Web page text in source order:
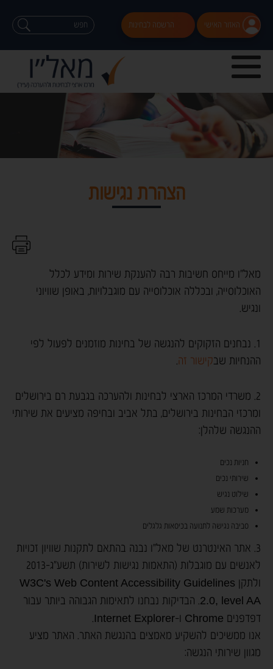
האזור האישי הרשמה לבחינות
הצהרת נגישות
מאל"ו מייחס חשיבות רבה להענקת שירות ומידע לכלל
האוכלוסייה, ובכללה אוכלוסייה עם מוגבלויות, באופן שוויוני
ונגיש.
1. נבחנים הזקוקים להנגשה של בחינות מוזמנים לפעול לפי
ההנחיות שבקישור זה.
2. משרדי המרכז הארצי לבחינות ולהערכה בגבעת רם בירושלים
ומרכזי הבחינות בירושלים, בתל אביב ובחיפה מציעים את שירותי
ההנגשה שלהלן:
חניות נכים
שירותי נכים
שילוט נגיש
מערכות שמע
סביבה נגישה לתנועה בכיסאות גלגלים
3. אתר האינטרנט של מאל"ו נבנה בהתאם לתקנות שוויון זכויות
לאנשים עם מוגבלות (התאמות נגישות לשירות) תשע"ג-2013
ולתקן W3C's Web Content Accessibility Guidelines
2.0, level AA. הבדיקות נבחנו לתאימות הגבוהה ביותר עבור
דפדפנים Chrome ו-Internet Explorer
.
אנו ממשיכים להשקיע מאמצים בהנגשת האתר. האתר מציע
מגוון שירותי הנגשה: